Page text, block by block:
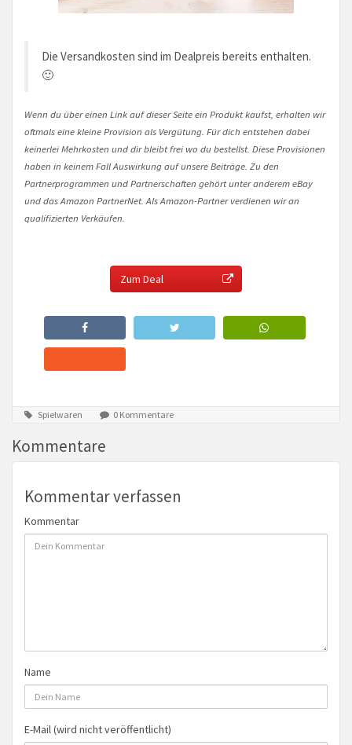
Die Versandkosten sind im Dealpreis bereits enthalten.
🙂
Wenn du über einen Link auf dieser Seite ein Produkt kaufst, erhalten wir
oftmals eine kleine Provision als Vergütung. Für dich entstehen dabei
keinerlei Mehrkosten und dir bleibt frei wo du bestellst. Diese Provisionen
haben in keinem Fall Auswirkung auf unsere Beiträge. Zu den
Partnerprogrammen und Partnerschaften gehört unter anderem eBay
und das Amazon PartnerNet. Als Amazon-Partner verdienen wir an
qualifizierten Verkäufen.
Zum Deal
Spielwaren 0 Kommentare
Kommentare
Kommentar verfassen
Kommentar
Name
E-Mail (wird nicht veröffentlicht)